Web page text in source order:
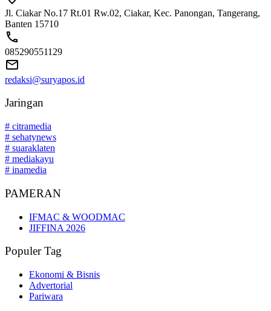
Jl. Ciakar No.17 Rt.01 Rw.02, Ciakar, Kec. Panongan, Tangerang,
Banten 15710
085290551129
redaksi@suryapos.id
Jaringan
# citramedia
# sehatynews
# suaraklaten
# mediakayu
# inamedia
PAMERAN
IFMAC & WOODMAC
JIFFINA 2026
Populer Tag
Ekonomi & Bisnis
Advertorial
Pariwara